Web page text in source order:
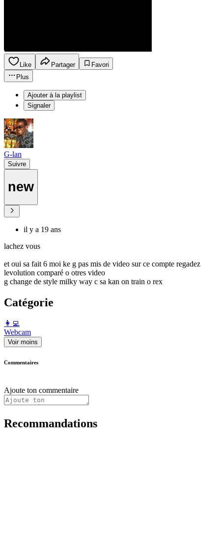
Like Partager
Favori
Plus
Ajouter à la playlist
Signaler
G-lan
Suivre
new
il y a 19 ans
lachez vous
et oui sa fait 6 moi ke g pas mis de video sur ce compte regadez
levolution comparé o otres video
g change de style milky way c sa kan on train o rex
Catégorie
️👩‍💻️
Webcam
Voir moins
Commentaires
Ajoute ton commentaire
Recommandations